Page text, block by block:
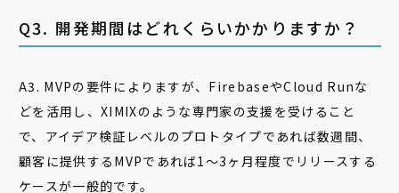
Q3. 開発期間はどれくらいかかりますか？
A3. MVPの要件によりますが、FirebaseやCloud Runな
どを活用し、XIMIXのような専門家の支援を受けること
で、アイデア検証レベルのプロトタイプであれば数週間、
顧客に提供するMVPであれば1〜3ヶ月程度でリリースする
ケースが一般的です。